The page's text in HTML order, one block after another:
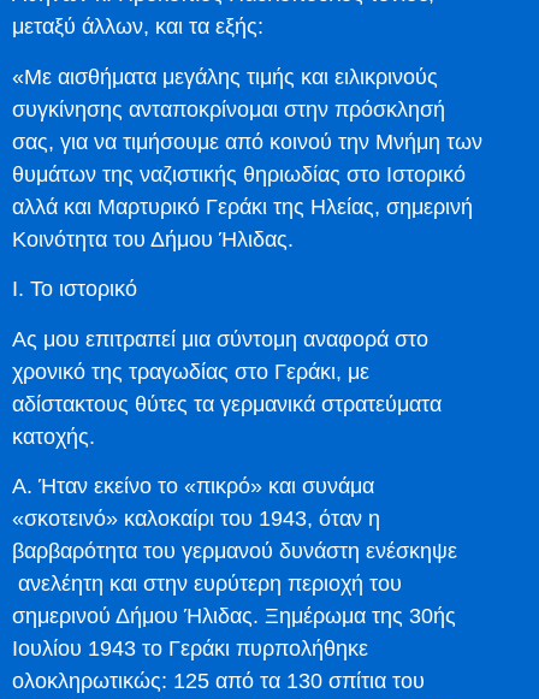
μεταξύ άλλων, και τα εξής:
«Με αισθήματα μεγάλης τιμής και ειλικρινούς
συγκίνησης ανταποκρίνομαι στην πρόσκλησή
σας, για να τιμήσουμε από κοινού την Μνήμη των
θυμάτων της ναζιστικής θηριωδίας στο Iστορικό
αλλά και Μαρτυρικό Γεράκι της Ηλείας, σημερινή
Κοινότητα του Δήμου Ήλιδας.
Ι. Το ιστορικό
Ας μου επιτραπεί μια σύντομη αναφορά στο
χρονικό της τραγωδίας στο Γεράκι, με
αδίστακτους θύτες τα γερμανικά στρατεύματα
κατοχής.
Α. Ήταν εκείνο το «πικρό» και συνάμα
«σκοτεινό» καλοκαίρι του 1943, όταν η
βαρβαρότητα του γερμανού δυνάστη ενέσκηψε
ανελέητη και στην ευρύτερη περιοχή του
σημερινού Δήμου Ήλιδας. Ξημέρωμα της 30ής
Ιουλίου 1943 το Γεράκι πυρπολήθηκε
ολοκληρωτικώς: 125 από τα 130 σπίτια του